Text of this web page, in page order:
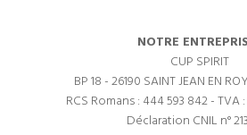
NOTRE
CUP SPIRIT
BP 18 - 26190 SAINT JEAN EN
RCS Romans : 444 593 842 - TVA
Déclaration CNIL n°